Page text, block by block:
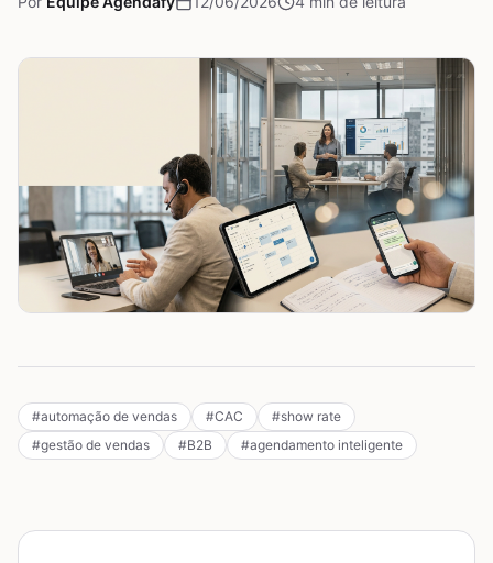
#automação de vendas #CAC #show rate
#gestão de vendas #B2B #agendamento inteligente